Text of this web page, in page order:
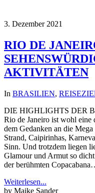
3. Dezember 2021
RIO DE
AKTIVITÄTEN
In BRASILIEN,
DIE HIGHLIGHTS DER
Rio de Janeiro ist wohl eine
dem Gedanken an die
Strand, Caipirinhas,
Sinn. Und trotzdem liegen
Glamour und Armut so
der berühmten
Weiterlesen...
by Maike Sander